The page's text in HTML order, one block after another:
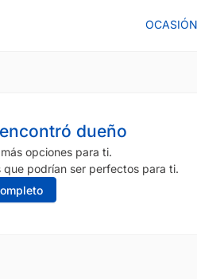
dueño
opciones para ti.
podrían ser perfectos para ti.